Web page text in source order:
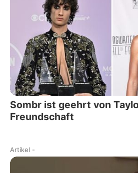
Sombr ist geehrt von
Freundschaft
Artikel -